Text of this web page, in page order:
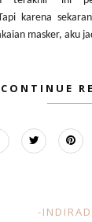
karena
masker, aku
CONTINUE
-